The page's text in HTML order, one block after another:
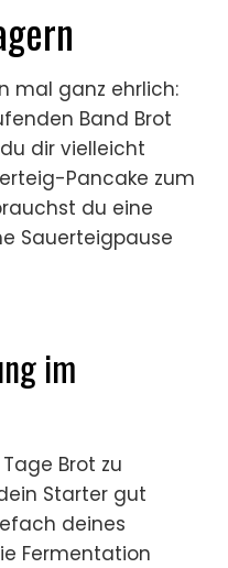
mal ganz ehrlich:
Band Brot
dir vielleicht
Pancake zum
du eine
Sauerteigpause
im
Brot zu
Starter gut
deines
Fermentation